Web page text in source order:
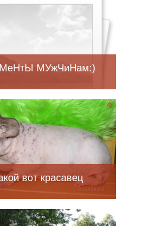
МУжЧиНам:)
вот красавец